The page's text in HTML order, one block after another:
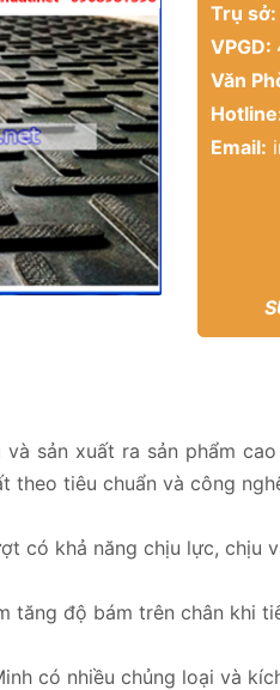
Trụ sở:
VPGD:
Văn
Email:
sản xuất ra sản phẩm
theo tiêu chuẩn và công
có khả năng chịu lực, chịu
tăng độ bám trên chân khi
có nhiều chủng loại và